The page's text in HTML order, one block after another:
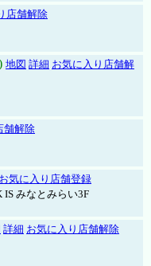
店舗解除
地図 詳細 お気に入り店舗解
舗解除
お気に入り店舗登録
みなとみらい3F
詳細 お気に入り店舗解除